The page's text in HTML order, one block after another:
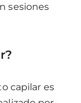
sesiones
capilar es